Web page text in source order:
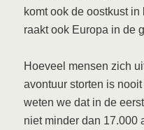
komt ook de oostkust
raakt ook Europa in de
Hoeveel mensen zich
avontuur storten is
weten we dat in de
niet minder dan 17.000